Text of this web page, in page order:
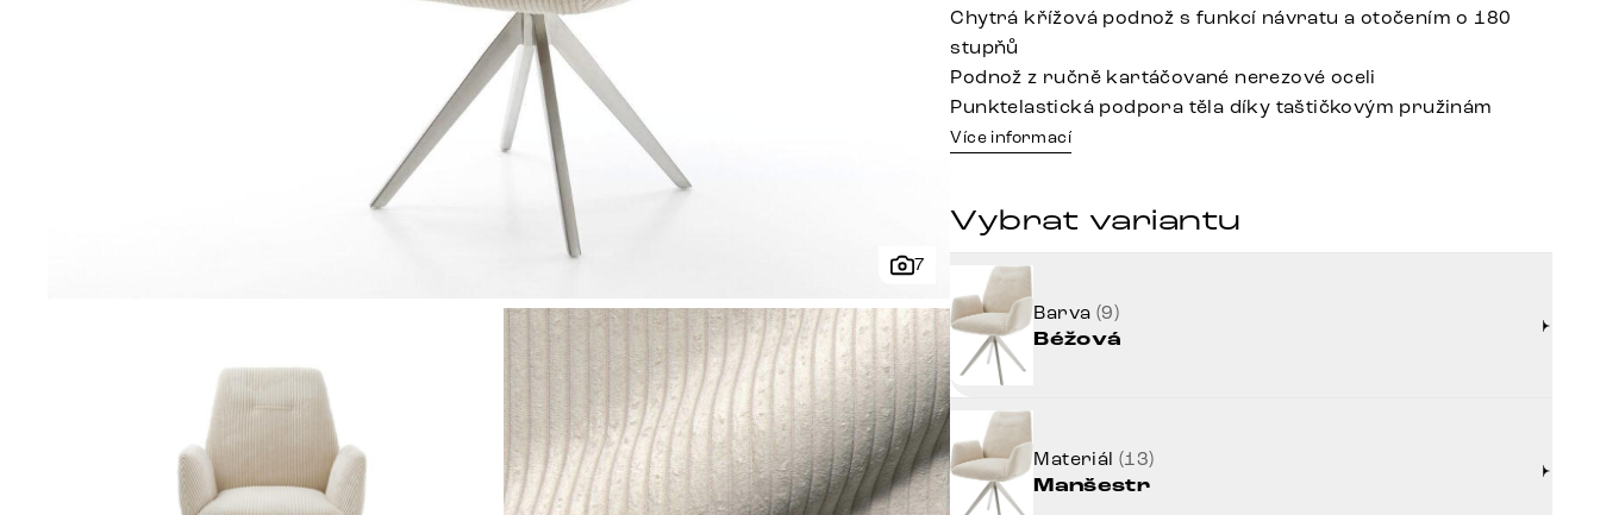
7
Chytrá křížová podnož s funkcí návratu a otočením o 180
stupňů
Podnož z ručně kartáčované nerezové oceli
Punktelastická podpora těla díky taštičkovým pružinám
Více informací
Vybrat variantu
Barva (9)
Béžová
Materiál (13)
Manšestr